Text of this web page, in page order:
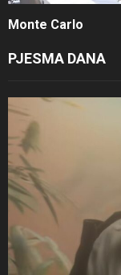
Monte Carlo
PJESMA DANA